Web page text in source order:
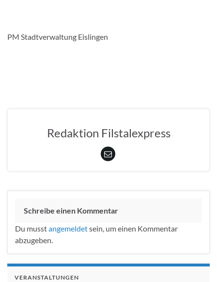
PM Stadtverwaltung Eislingen
Redaktion Filstalexpress
Schreibe einen Kommentar
Du musstangemeldetsein, um einen Kommentar
abzugeben.
VERANSTALTUNGEN